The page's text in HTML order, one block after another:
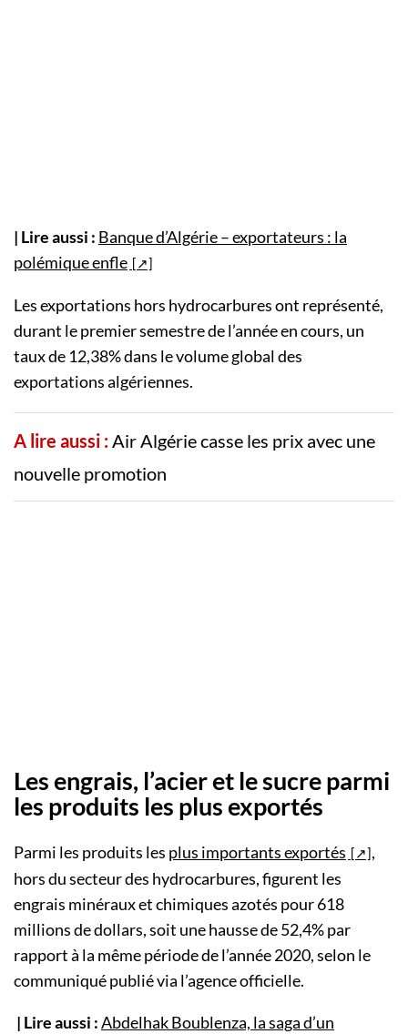
| Lire aussi : Banque d’Algérie – exportateurs : la
polémique enfle
Les exportations hors hydrocarbures ont représenté,
durant le premier semestre de l’année en cours, un
taux de 12,38% dans le volume global des
exportations algériennes.
A lire aussi :Air Algérie casse les prix avec une
nouvelle promotion
Les engrais, l’acier et le sucre parmi
les produits les plus exportés
Parmi les produits les plus importants exportés
,
hors du secteur des hydrocarbures, figurent les
engrais minéraux et chimiques azotés pour 618
millions de dollars, soit une hausse de 52,4% par
rapport à la même période de l’année 2020, selon le
communiqué publié via l’agence officielle.
| Lire aussi :Abdelhak Boublenza, la saga d’un